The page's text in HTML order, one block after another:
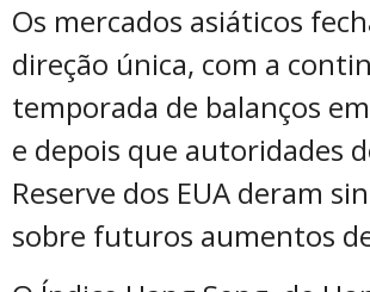
Os mercados asiáticos
direção única, com a
temporada de balanços
e depois que autoridades
Reserve dos EUA deram
sobre futuros aumentos